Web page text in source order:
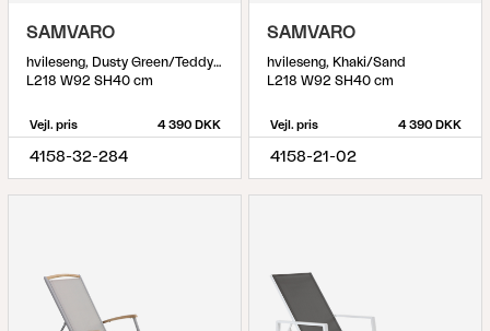
SAMVARO
hvileseng, Dusty Green/Teddy Beige
L218 W92 SH40 cm
Vejl. pris 4 390 DKK
4158-32-284
SAMVARO
hvileseng, Khaki/Sand
L218 W92 SH40 cm
Vejl. pris 4 390 DKK
4158-21-02